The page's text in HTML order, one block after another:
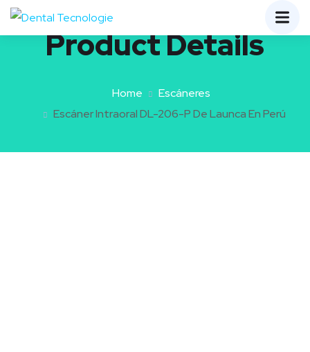
Product Details
Home
Escáneres
Escáner Intraoral DL-206-P De Launca En Perú